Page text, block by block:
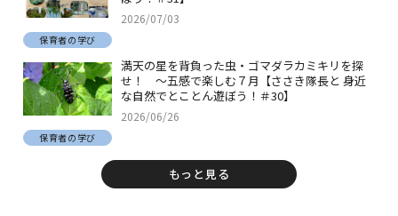
2026/07/03
保育者の学び
満天の星を背負った虫・ゴマダラカミキリを探
せ！ ～五感で楽しむ７月【ささき隊長と 身近
な自然でとことん遊ぼう！＃30】
2026/06/26
保育者の学び
もっと見る